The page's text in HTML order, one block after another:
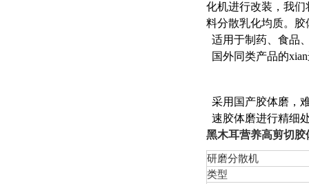
化机进行改装，我
料分散乳化均质。胶
适用于制药、食品
国外同类产品的
采用国产胶体磨，
速胶体磨进行精细
黑木耳营养高剪切
研磨分散机
类型